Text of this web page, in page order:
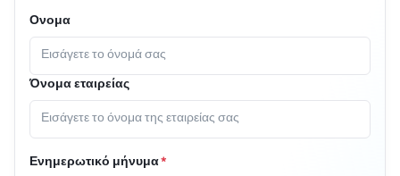
Ονομα
Όνομα εταιρείας
Ενημερωτικό μήνυμα*